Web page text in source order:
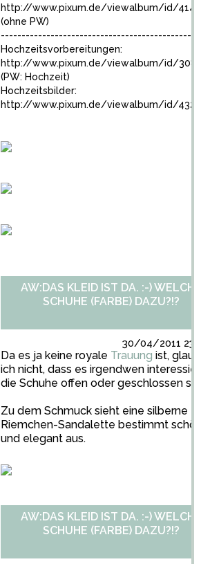
http://www.pixum.de/viewalbum/id/
(ohne PW)
Hochzeitsvorbereitungen:
http://www.pixum.de/viewalbum/id/
(PW: Hochzeit)
Hochzeitsbilder:
http://www.pixum.de/viewalbum/id/
AW:DAS KLEID IST DA. :-) WELCHE
SCHUHE (FARBE) DAZU?!?
30/04/2011
Da es ja keine royale Trauung ist,
ich nicht, dass es irgendwen
die Schuhe offen oder geschlossen
Zu dem Schmuck sieht eine silberne
Riemchen-Sandalette bestimmt
und elegant aus.
AW:DAS KLEID IST DA. :-) WELCHE
SCHUHE (FARBE) DAZU?!?